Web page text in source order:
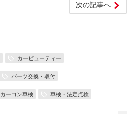
次の記事へ
カービューティー
パーツ交換・取付
カーコン車検 車検・法定点検